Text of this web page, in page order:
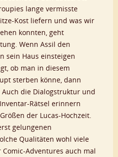
lange vermisste
Kost liefern und was wir
konnten, geht
Wenn Assil den
sein Haus einsteigen
ob man in diesem
sterben könne, dann
Auch die Dialogstruktur und
Rätsel erinnern
der Lucas-Hochzeit.
gelungenen
Qualitäten wohl viele
Adventures auch mal